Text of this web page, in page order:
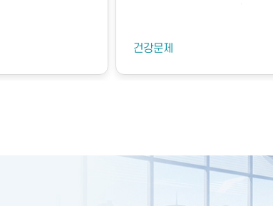
기능에 의해 내보내는 혈액
금만 변해도 혈압에 큰 영향
벗어난 병적인 상태로, 질병
건강문제